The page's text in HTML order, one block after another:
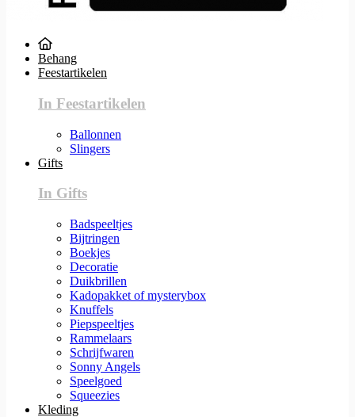
Behang
Feestartikelen
In Feestartikelen
Ballonnen
Slingers
Gifts
In Gifts
Badspeeltjes
Bijtringen
Boekjes
Decoratie
Duikbrillen
Kadopakket of mysterybox
Knuffels
Piepspeeltjes
Rammelaars
Schrijfwaren
Sonny Angels
Speelgoed
Squeezies
Kleding